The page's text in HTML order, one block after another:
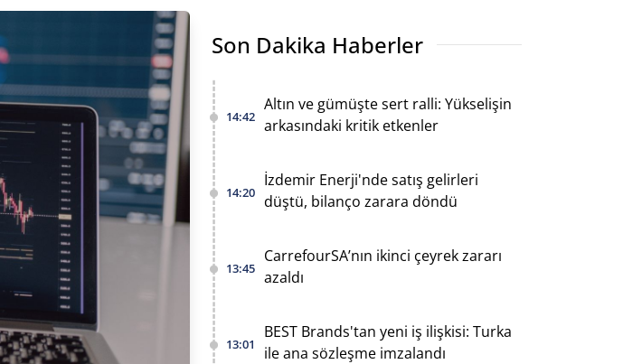
Son Dakika Haberler
14:42
Altın ve gümüşte sert ralli: Yükselişin
arkasındaki kritik etkenler
14:20
İzdemir Enerji'nde satış gelirleri
düştü, bilanço zarara döndü
13:45
CarrefourSA’nın ikinci çeyrek zararı
azaldı
13:01
BEST Brands'tan yeni iş ilişkisi: Turka
ile ana sözleşme imzalandı